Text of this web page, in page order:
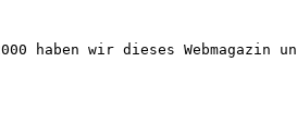
haben wir dieses Webmagazin